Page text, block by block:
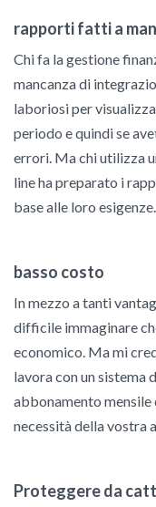
rapporti fatti a
Chi fa la gestione
mancanza di
laboriosi per
periodo e quindi se
errori. Ma chi utilizza
line ha preparato i
base alle loro esigenze.
basso costo
In mezzo a tanti
difficile immaginare
economico. Ma mi
lavora con un sistema
abbonamento mensile
necessità della vostra
Proteggere da